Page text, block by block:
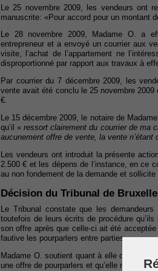
Le 25 novembre 2009, les vendeurs ont
manuscrite: «Pour accord pour un montant
Le 28 novembre 2009, Madame O. a
entrepreneur et a envoyé un courrier aux
visite, l’achat de l’appartement ne
disproportionné par rapport aux travaux à
Par courrier du 7 décembre 2009, les
vente avait été conclu le 25 novembre
€.
Le 15 décembre 2009, le notaire de
qu’il «ressort clairement du courrier de ma
aucunement offre de vente, la vente n’étant
Les vendeurs ont introduit la présente
2.500 € et les dépens de l’instance, en ce
au non fondement de la demande et
Décision du Tribunal de
Le Tribunal constate que les
toutefois de leurs écrits de procédure
son offre après que celle-ci ait été
fautive les pourparlers entre parties.
Madame O. soutient quant à elle que la
une offre de pourparlers et qu’elle n’a